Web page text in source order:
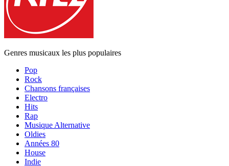
Genres musicaux les plus populaires
Pop
Rock
Chansons françaises
Electro
Hits
Rap
Musique Alternative
Oldies
Années 80
House
Indie